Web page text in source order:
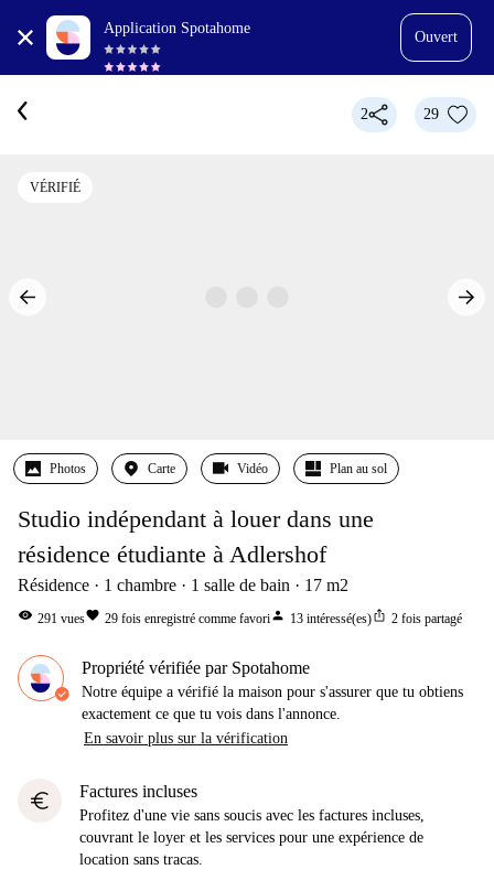
Application Spotahome
Ouvert
2 29
VÉRIFIÉ
Photos Carte Vidéo Plan au sol
Studio indépendant à louer dans une
résidence étudiante à Adlershof
Résidence 1 chambre 1 salle de bain 17 m2
visibility 291 vuesfavorite 29 fois enregistré comme favoriperson 13 intéressé(es)ios_share 2 fois partagé
Propriété vérifiée par Spotahome
Notre équipe a vérifié la maison pour s'assurer que tu obtiens
exactement ce que tu vois dans l'annonce.
En savoir plus sur la vérification
euro Factures incluses
Profitez d'une vie sans soucis avec les factures incluses,
couvrant le loyer et les services pour une expérience de
location sans tracas.